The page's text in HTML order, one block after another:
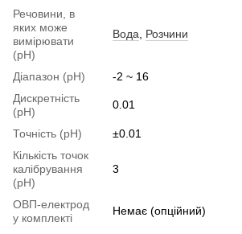
Речовини, в
яких може
вимірювати
(pH)
Вода Розчини
Діапазон (pH)
-2 ~ 16
Дискретність
(pH)
0.01
Точність (pH)
±0.01
Кількість точок
калібрування
(pH)
3
ОВП-електрод
у комплекті
Немає (опційний)